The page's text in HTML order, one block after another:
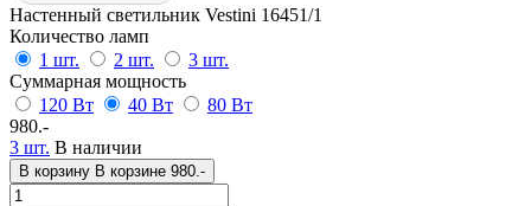
Настенный светильник Vestini 16451/1
Количество ламп
1 шт.
2 шт.
3 шт.
Суммарная мощность
120 Вт
40 Вт
80 Вт
980.-
3 шт. В наличии
В корзину В корзине 980.-